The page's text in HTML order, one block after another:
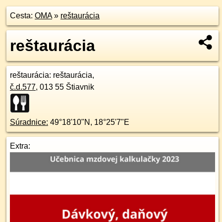
Cesta: OMA» reštaurácia
reštaurácia
reštaurácia: reštaurácia,
č.d.577, 013 55 Štiavnik
Súradnice: 49°18'10"N , 18°25'7"E
Extra: